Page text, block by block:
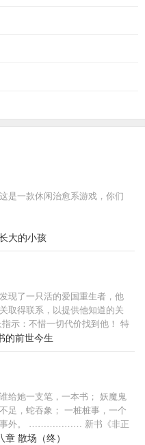
是一款休闲治愈系游戏，你们
大的小孩
现了一只活的爱国重生者，他
取得联系，以提供他知道的关
示：不惜一切代价找到他！ 特
消灭他！ 一场关乎未来的间谍
1：；（欢迎入群） 微博文新
的前世今生
给她一支笔，一本书； 妖魔鬼
足，蛇吞象； 一桩桩事，一个
事外。 ……………… 新书《非正
读者老爷们前来围观
散场（终）